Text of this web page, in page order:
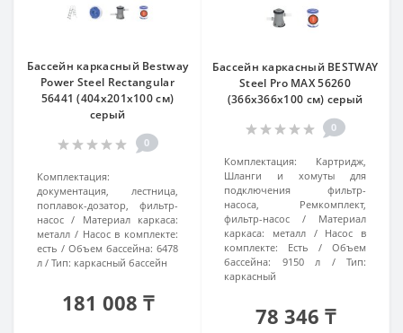
Бассейн каркасный Bestway
Power Steel Rectangular
56441 (404x201x100 см)
серый
0
Комплектация:
документация, лестница,
поплавок-дозатор, фильтр-
насос
Материал каркаса:
металл
Насос в комплекте:
есть
Объем бассейна: 6478
л
Тип: каркасный бассейн
181 008 ₸
Бассейн каркасный BESTWAY
Steel Pro MAX 56260
(366x366х100 см) серый
0
Комплектация:
Картридж,
Шланги и хомуты для
подключения фильтр-
насоса, Ремкомплект,
фильтр-насос
Материал
каркаса:
металл
Насос в
комплекте:
Есть
Объем
бассейна:
9150 л
Тип:
каркасный
78 346 ₸